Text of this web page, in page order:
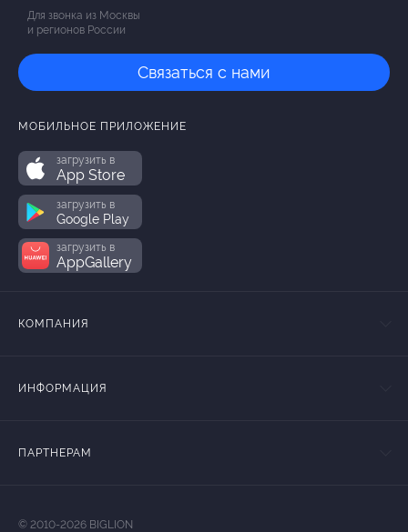
Для звонка из Москвы
и регионов России
Связаться с нами
МОБИЛЬНОЕ ПРИЛОЖЕНИЕ
загрузить в
App Store
загрузить в
Google Play
загрузить в
AppGallery
КОМПАНИЯ
ИНФОРМАЦИЯ
ПАРТНЕРАМ
© 2010-2026 BIGLION